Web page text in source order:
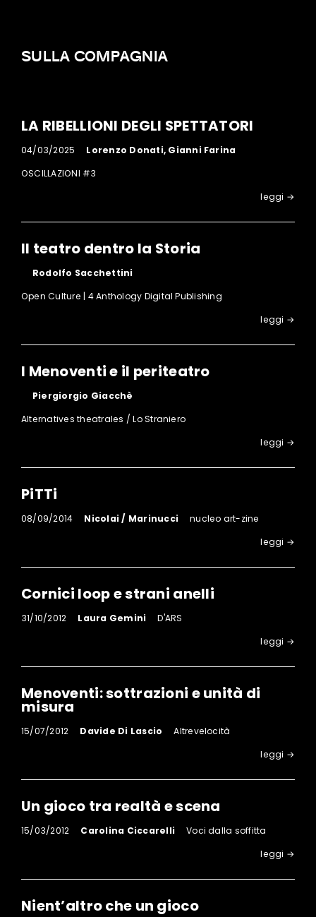
SULLA COMPAGNIA
LA RIBELLIONI DEGLI SPETTATORI
04/03/2025
Lorenzo Donati, Gianni Farina
OSCILLAZIONI #3
leggi →
Il teatro dentro la Storia
Rodolfo Sacchettini
Open Culture | 4 Anthology Digital Publishing
leggi →
I Menoventi e il periteatro
Piergiorgio Giacchè
Alternatives theatrales / Lo Straniero
leggi →
PiTTi
08/09/2014 Nicolai / Marinucci
nucleo art-zine
leggi →
Cornici loop e strani anelli
31/10/2012 Laura Gemini
D'ARS
leggi →
Menoventi: sottrazioni e unità di
misura
15/07/2012 Davide Di Lascio
Altrevelocità
leggi →
Un gioco tra realtà e scena
15/03/2012 Carolina Ciccarelli
Voci dalla soffitta
leggi →
Nient’altro che un gioco